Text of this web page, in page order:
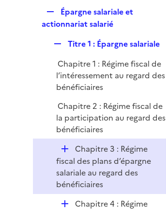
l
r
e
l
e
r
Épargne salariale et
actionnariat salarié
p
l
i
e
Titre 1 : Épargne salariale
Chapitre 1 : Régime fiscal de
l’intéressement au regard des
bénéficiaires
Chapitre 2 : Régime fiscal de
la participation au regard des
bénéficiaires
D
é
p
l
i
Chapitre 3 : Régime
fiscal des plans d’épargne
salariale au regard des
bénéficiaires
DChapitre 4 : Régime